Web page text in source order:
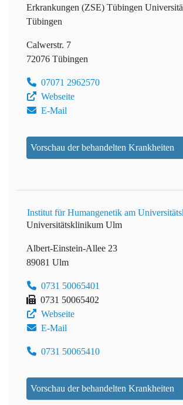
Erkrankungen (ZSE) Tübingen
Tübingen
Calwerstr. 7
72076 Tübingen
07071 2962570
Webseite
E-Mail
Vorschau der behandelten Krankheiten
Institut für Humangenetik am
Universitätsklinikum Ulm
Albert-Einstein-Allee 23
89081 Ulm
0731 50065401
0731 50065402
Webseite
E-Mail
0731 50065410
Vorschau der behandelten Krankheiten